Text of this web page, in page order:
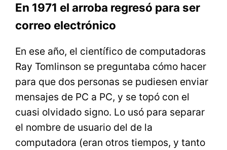
En 1971 el arroba regresó para ser
correo electrónico
En ese año, el científico de computadoras
Ray Tomlinson se preguntaba cómo hacer
para que dos personas se pudiesen enviar
mensajes de PC a PC, y se topó con el
cuasi olvidado signo. Lo usó para separar
el nombre de usuario del de la
computadora (eran otros tiempos, y tanto